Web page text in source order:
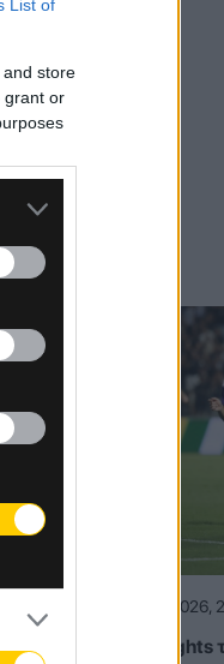
List of
store
grant or
06.08.2026,
Τα